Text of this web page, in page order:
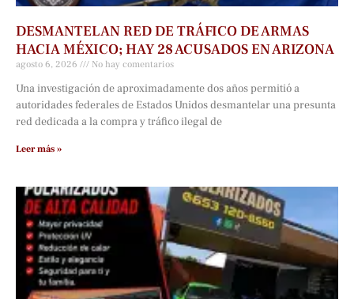
DESMANTELAN RED DE TRÁFICO DE ARMAS
HACIA MÉXICO; HAY 28 ACUSADOS EN ARIZONA
agosto 6, 2026 No hay comentarios
Una investigación de aproximadamente dos años permitió a
autoridades federales de Estados Unidos desmantelar una presunta
red dedicada a la compra y tráfico ilegal de
Leer más »